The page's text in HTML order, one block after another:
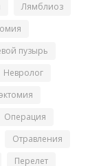
Лямблиоз
пузырь
Невролог
Операция
Отравления
Перелет